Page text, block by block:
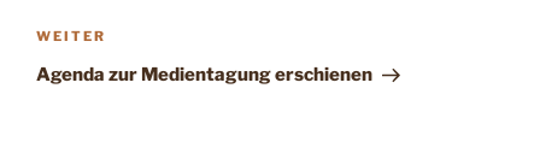
Nächster
Beitrag
WEITER
Agenda zur Medientagung erschienen